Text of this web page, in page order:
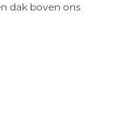
dak boven ons